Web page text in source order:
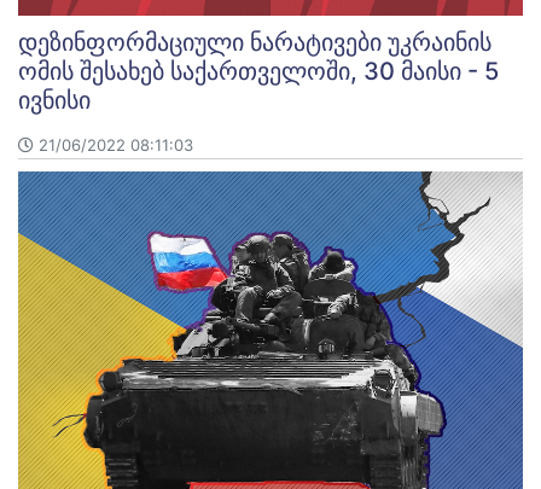
დეზინფორმაციული ნარატივები უკრაინის
ომის შესახებ საქართველოში, 30 მაისი - 5
ივნისი
21/06/2022 08:11:03